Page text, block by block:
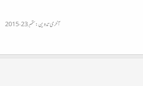
آخری تدوین:ستمبر 23، 2015